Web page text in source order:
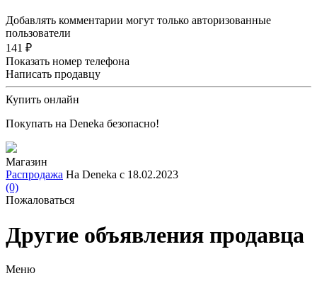
Добавлять комментарии могут только авторизованные
пользователи
141 ₽
Показать номер телефона
Написать продавцу
Купить онлайн
Покупать на Deneka безопасно!
Магазин
Распродажа На Deneka с 18.02.2023
(0)
Пожаловаться
Другие объявления продавца
Меню